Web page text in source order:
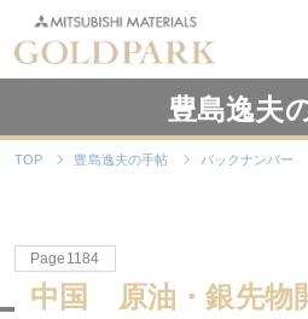
豊島逸夫
TOP 豊島逸夫の手帖 バックナンバー
Page1184
中国 原油・銀先物